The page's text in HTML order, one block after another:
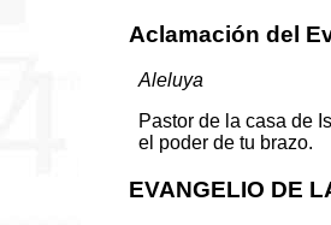
Aclamación del
Aleluya
Pastor de la casa de
el poder de tu brazo.
EVANGELIO DE